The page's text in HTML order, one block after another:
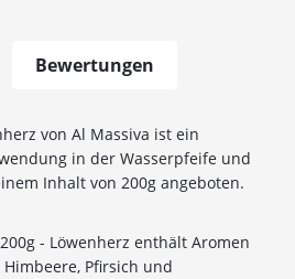
Bewertungen
von Al Massiva ist ein
in der Wasserpfeife und
Inhalt von 200g angeboten.
- Löwenherz enthält Aromen
Pfirsich und